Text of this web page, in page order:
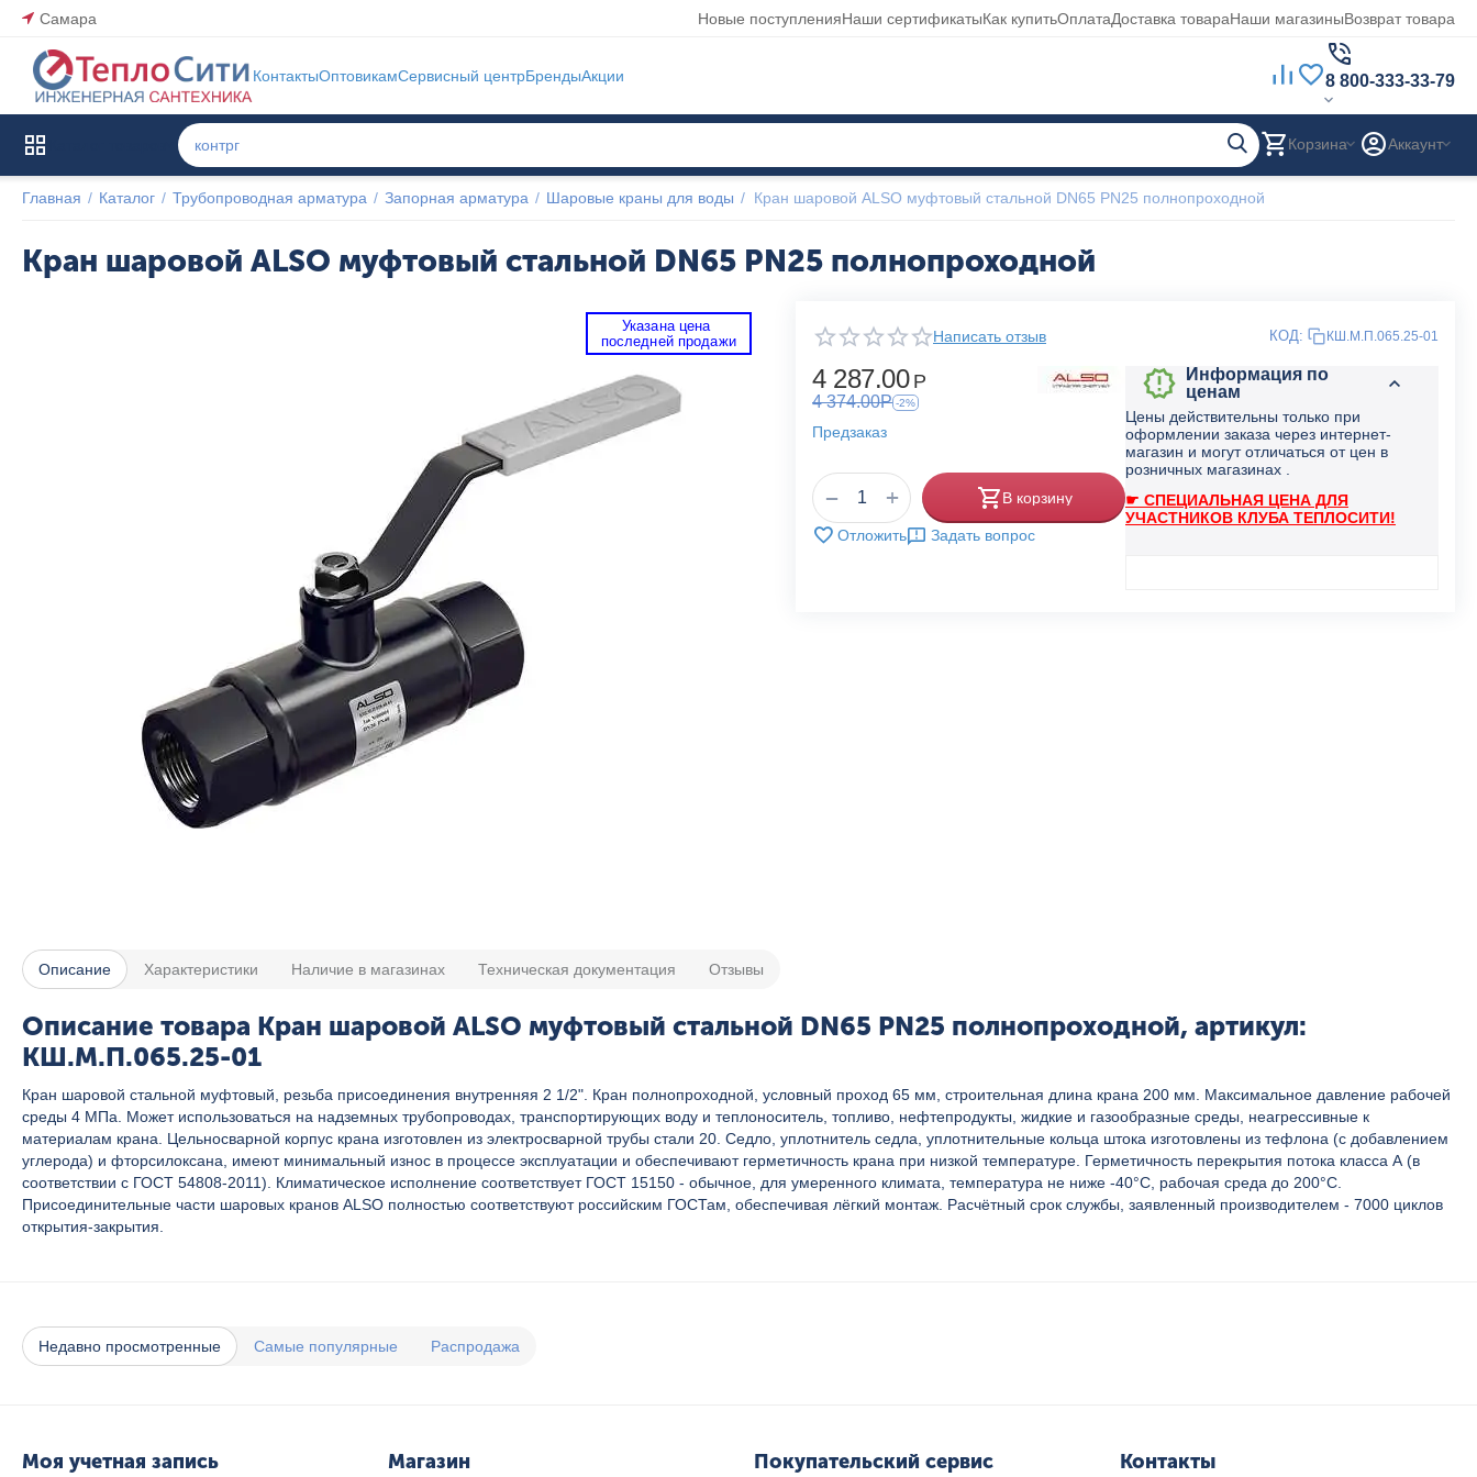
Самара Новые поступленияНаши сертификатыКак купитьОплатаДоставка товараНаши магазиныВозврат товара
КонтактыОптовикамСервисный центрБрендыАкции 8 800-333-33-79
Корзина Аккаунт
Главная / Каталог / Трубопроводная арматура / Запорная арматура / Шаровые краны для воды / Кран шаровой ALSO муфтовый стальной DN65 PN25 полнопроходной
Кран шаровой ALSO муфтовый стальной DN65 PN25 полнопроходной
Указана цена
последней продажи
Написать отзыв КОД: КШ.М.П.065.25-01
4 287.00 Р
4 374.00Р -2%
Предзаказ
+
− В корзину
Отложить Задать вопрос
Информация по
ценам
Цены действительны только при
оформлении заказа через интернет-
магазин и могут отличаться от цен в
розничных магазинах .
☛ СПЕЦИАЛЬНАЯ ЦЕНА ДЛЯ
УЧАСТНИКОВ КЛУБА ТЕПЛОСИТИ!
Описание Характеристики Наличие в магазинах Техническая документация Отзывы
Описание товара Кран шаровой ALSO муфтовый стальной DN65 PN25 полнопроходной, артикул:
КШ.М.П.065.25-01
Кран шаровой стальной муфтовый, резьба присоединения внутренняя 2 1/2". Кран полнопроходной, условный проход 65 мм, строительная длина крана 200 мм. Максимальное давление рабочей
среды 4 МПа. Может использоваться на надземных трубопроводах, транспортирующих воду и теплоноситель, топливо, нефтепродукты, жидкие и газообразные среды, неагрессивные к
материалам крана. Цельносварной корпус крана изготовлен из электросварной трубы стали 20. Седло, уплотнитель седла, уплотнительные кольца штока изготовлены из тефлона (с добавлением
углерода) и фторсилоксана, имеют минимальный износ в процессе эксплуатации и обеспечивают герметичность крана при низкой температуре. Герметичность перекрытия потока класса А (в
соответствии с ГОСТ 54808-2011). Климатическое исполнение соответствует ГОСТ 15150 - обычное, для умеренного климата, температура не ниже -40°С, рабочая среда до 200°С.
Присоединительные части шаровых кранов ALSO полностью соответствуют российским ГОСТам, обеспечивая лёгкий монтаж. Расчётный срок службы, заявленный производителем - 7000 циклов
открытия-закрытия.
Недавно просмотренные Самые популярные Распродажа
Моя учетная запись Магазин Покупательский сервис Контакты